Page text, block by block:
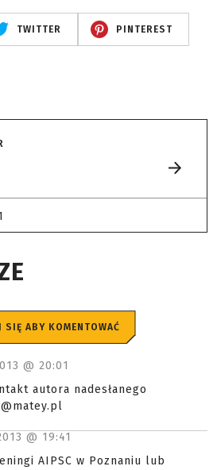
TWITTER PINTEREST
SIĘ ABY KOMENTOWAĆ
@ 20:01
autora nadesłanego
@ 19:41
AIPSC w Poznaniu lub